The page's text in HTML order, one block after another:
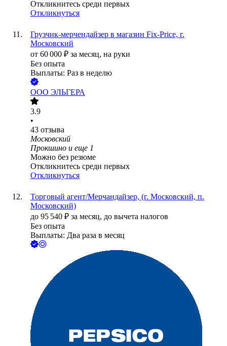
Откликнитесь среди первых
Откликнуться
Грузчик-мерчендайзер в магазин Fix-Price, г.
Московский
от 60 000 ₽ за месяц, на руки
Без опыта
Выплаты: Раз в неделю
ООО ЭЛЬГЕРА
3.9
•
43 отзыва
Московский
Прокшино и еще 1
Можно без резюме
Откликнитесь среди первых
Откликнуться
Торговый агент/Мерчандайзер, (г. Московский, п.
Московский)
до 95 540 ₽ за месяц, до вычета налогов
Без опыта
Выплаты: Два раза в месяц